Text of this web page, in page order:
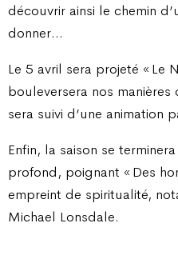
découvrir ainsi le chemin
donner…
Le 5 avril sera projeté « Le
bouleversera nos
sera suivi d’une animation
Enfin, la saison se
profond, poignant « Des
empreint de spiritualité,
Michael Lonsdale.